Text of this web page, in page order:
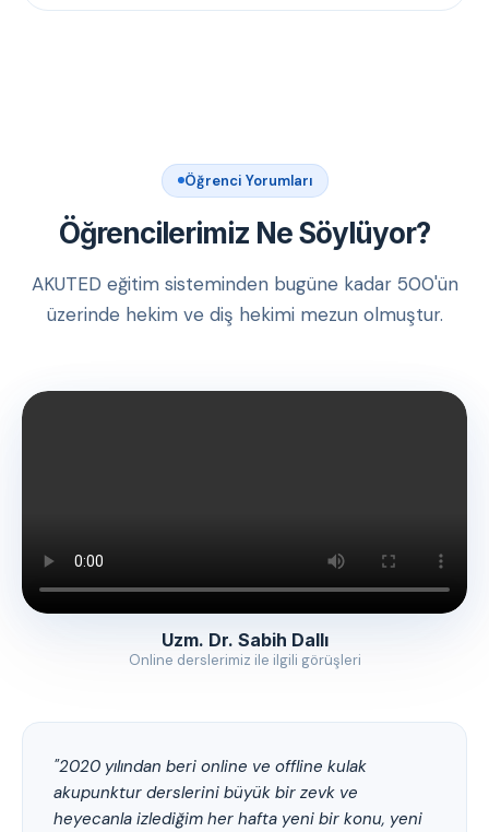
Öğrenci Yorumları
Öğrencilerimiz Ne Söylüyor?
AKUTED eğitim sisteminden bugüne kadar 500'ün
üzerinde hekim ve diş hekimi mezun olmuştur.
Uzm. Dr. Sabih Dallı
Online derslerimiz ile ilgili görüşleri
"2020 yılından beri online ve offline kulak
akupunktur derslerini büyük bir zevk ve
heyecanla izlediğim her hafta yeni bir konu, yeni